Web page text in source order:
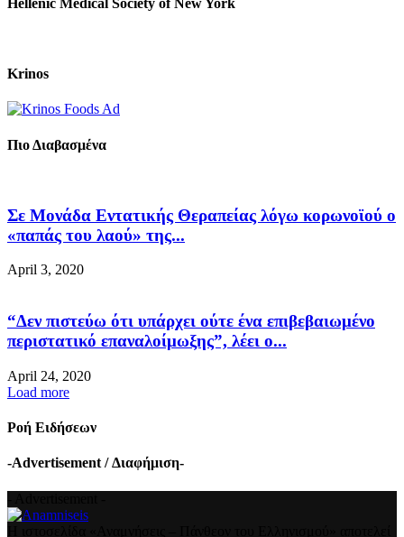
Krinos
Πιο Διαβασμένα
Σε Μονάδα Εντατικής Θεραπείας λόγω κορωνοϊού ο
«παπάς του λαού» της...
April 3, 2020
“Δεν πιστεύω ότι υπάρχει ούτε ένα επιβεβαιωμένο
περιστατικό επαναλοίμωξης”, λέει ο...
April 24, 2020
Load more
Ροή Ειδήσεων
-Advertisement / Διαφήμιση-